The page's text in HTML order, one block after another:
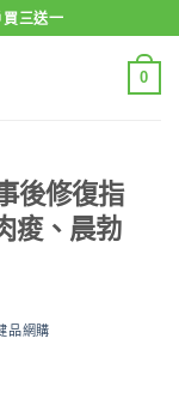
三送一
0
後修復指
痠、晨勃
品網購